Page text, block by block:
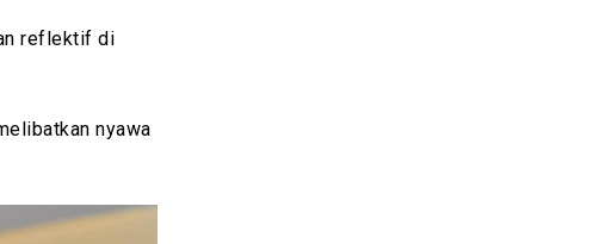
reflektif di
nyawa